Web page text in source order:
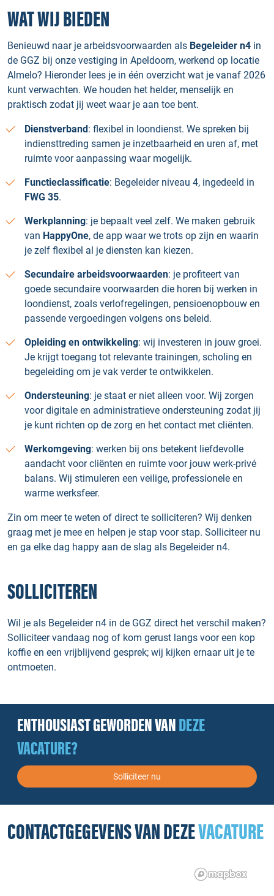
WAT WIJ BIEDEN
Benieuwd naar je arbeidsvoorwaarden als Begeleider n4 in
de GGZ bij onze vestiging in Apeldoorn, werkend op locatie
Almelo? Hieronder lees je in één overzicht wat je vanaf 2026
kunt verwachten. We houden het helder, menselijk en
praktisch zodat jij weet waar je aan toe bent.
Dienstverband: flexibel in loondienst. We spreken bij
indiensttreding samen je inzetbaarheid en uren af, met
ruimte voor aanpassing waar mogelijk.
Functieclassificatie: Begeleider niveau 4, ingedeeld in
FWG 35.
Werkplanning: je bepaalt veel zelf. We maken gebruik
van HappyOne, de app waar we trots op zijn en waarin
je zelf flexibel al je diensten kan kiezen.
Secundaire arbeidsvoorwaarden: je profiteert van
goede secundaire voorwaarden die horen bij werken in
loondienst, zoals verlofregelingen, pensioenopbouw en
passende vergoedingen volgens ons beleid.
Opleiding en ontwikkeling: wij investeren in jouw groei.
Je krijgt toegang tot relevante trainingen, scholing en
begeleiding om je vak verder te ontwikkelen.
Ondersteuning: je staat er niet alleen voor. Wij zorgen
voor digitale en administratieve ondersteuning zodat jij
je kunt richten op de zorg en het contact met cliënten.
Werkomgeving: werken bij ons betekent liefdevolle
aandacht voor cliënten en ruimte voor jouw werk-privé
balans. Wij stimuleren een veilige, professionele en
warme werksfeer.
Zin om meer te weten of direct te solliciteren? Wij denken
graag met je mee en helpen je stap voor stap. Solliciteer nu
en ga elke dag happy aan de slag als Begeleider n4.
SOLLICITEREN
Wil je als Begeleider n4 in de GGZ direct het verschil maken?
Solliciteer vandaag nog of kom gerust langs voor een kop
koffie en een vrijblijvend gesprek; wij kijken ernaar uit je te
ontmoeten.
ENTHOUSIAST GEWORDEN VANDEZE
VACATURE?
Solliciteer nu
CONTACTGEGEVENS VAN DEZEVACATURE